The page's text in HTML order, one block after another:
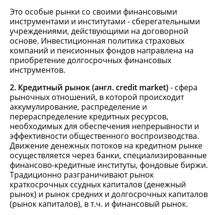
Это особые рынки со своими финансовыми
инструментами и институтами - сберегательными
учреждениями, действующими на договорной
основе. Инвестиционная политика страховых
компаний и пенсионных фондов направлена на
приобретение долгосрочных финансовых
инструментов.
2. Кредитный рынок (англ. credit market)- сфера
рыночных отношений, в которой происходит
аккумулирование, распределение и
перераспределение кредитных ресурсов,
необходимых для обеспечения непрерывности и
эффективности общественного воспроизводства.
Движение денежных потоков на кредитном рынке
осуществляется через банки, специализированные
финансово-кредитные институты, фондовые биржи.
Традиционно разграничивают рынок
краткосрочных ссудных капиталов (денежный
рынок) и рынок средних и долгосрочных капиталов
(рынок капиталов), в т.ч. и финансовый рынок.